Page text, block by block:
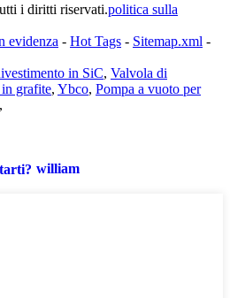
i diritti riservati.politica sulla
evidenza - Hot Tags - Sitemap.xml -
in SiC, Valvola di
grafite, Ybco, Pompa a vuoto per
,
william